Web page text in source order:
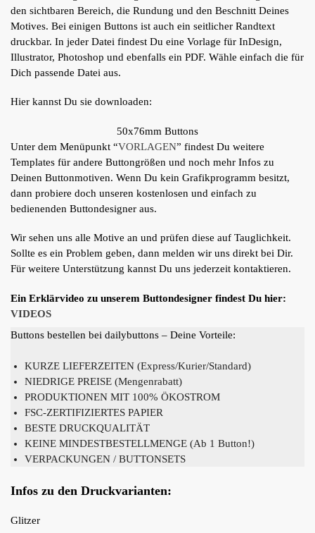
den sichtbaren Bereich, die Rundung und den Beschnitt Deines
Motives. Bei einigen Buttons ist auch ein seitlicher Randtext
druckbar. In jeder Datei findest Du eine Vorlage für InDesign,
Illustrator, Photoshop und ebenfalls ein PDF. Wähle einfach die für
Dich passende Datei aus.
Hier kannst Du sie downloaden:
50x76mm Buttons
Unter dem Menüpunkt “VORLAGEN” findest Du weitere
Templates für andere Buttongrößen und noch mehr Infos zu
Deinen Buttonmotiven. Wenn Du kein Grafikprogramm besitzt,
dann probiere doch unseren kostenlosen und einfach zu
bedienenden Buttondesigner aus.
Wir sehen uns alle Motive an und prüfen diese auf Tauglichkeit.
Sollte es ein Problem geben, dann melden wir uns direkt bei Dir.
Für weitere Unterstützung kannst Du uns jederzeit kontaktieren.
Ein Erklärvideo zu unserem Buttondesigner findest Du hier:
VIDEOS
Buttons bestellen bei dailybuttons – Deine Vorteile:
KURZE LIEFERZEITEN (Express/Kurier/Standard)
NIEDRIGE PREISE (Mengenrabatt)
PRODUKTIONEN MIT 100% ÖKOSTROM
FSC-ZERTIFIZIERTES PAPIER
BESTE DRUCKQUALITÄT
KEINE MINDESTBESTELLMENGE (Ab 1 Button!)
VERPACKUNGEN / BUTTONSETS
Infos zu den Druckvarianten:
Glitzer